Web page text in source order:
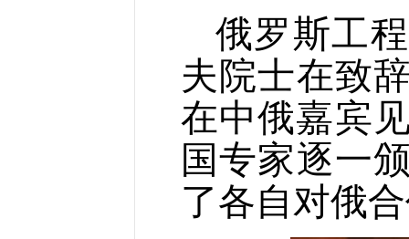
俄罗斯工
夫院士在致
在中俄嘉宾
国专家逐一
了各自对俄